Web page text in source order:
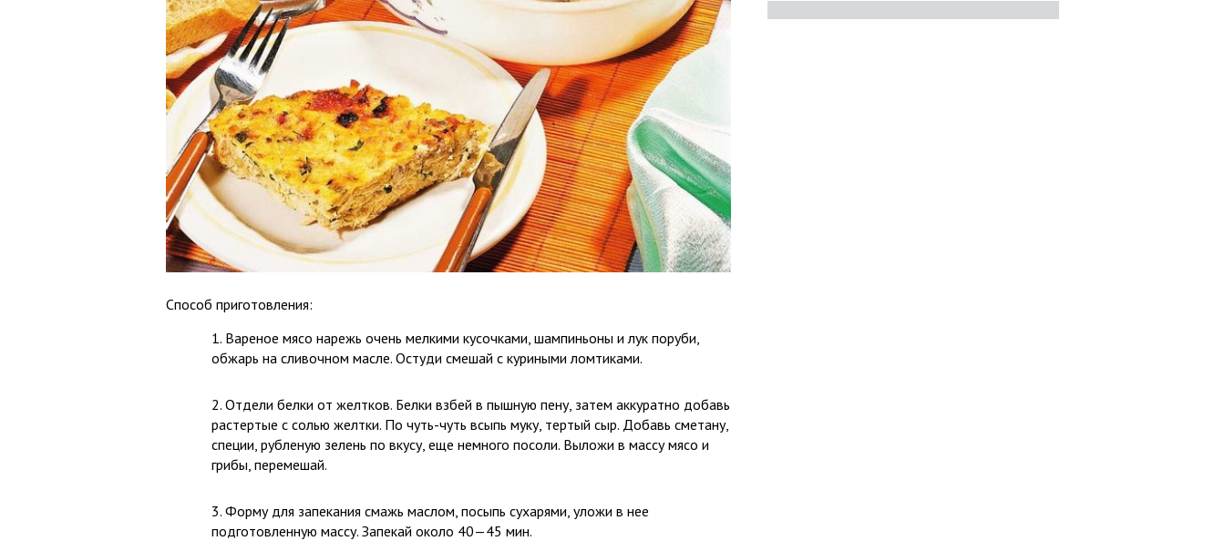
Способ приготовления:
Вареное мясо нарежь очень мелкими кусочками, шампиньоны и лук поруби,
обжарь на сливочном масле. Остуди смешай с куриными ломтиками.
Отдели белки от желтков. Белки взбей в пышную пену, затем аккуратно добавь
растертые с солью желтки. По чуть-чуть всыпь муку, тертый сыр. Добавь сметану,
специи, рубленую зелень по вкусу, еще немного посоли. Выложи в массу мясо и
грибы, перемешай.
Форму для запекания смажь маслом, посыпь сухарями, уложи в нее
подготовленную массу. Запекай около 40—45 мин.